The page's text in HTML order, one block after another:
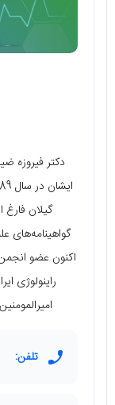
دکتر
گیلان
گواهینامه‌های
اکنون عضو
راینولوژی
تلفن: